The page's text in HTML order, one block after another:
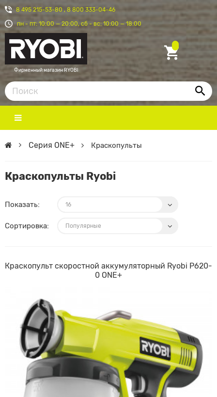
8 495 215-53-80 , 8 800 333-04-46
пн - пт: 10:00 — 20:00, сб - вс: 10:00 — 18:00
Фирменный магазин RYOBI
Серия ONE+ Краскопульты
Краскопульты Ryobi
Показать:
Сортировка:
Краскопульт скоростной аккумуляторный Ryobi P620-
0 ONE+